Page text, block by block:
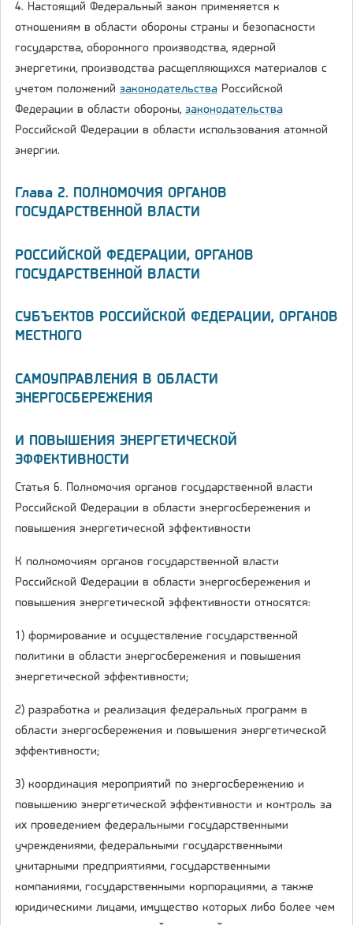
4. Настоящий Федеральный закон применяется к
отношениям в области обороны страны и безопасности
государства, оборонного производства, ядерной
энергетики, производства расщепляющихся материалов с
учетом положений законодательства Российской
Федерации в области обороны, законодательства
Российской Федерации в области использования атомной
энергии.
Глава 2. ПОЛНОМОЧИЯ ОРГАНОВ
ГОСУДАРСТВЕННОЙ ВЛАСТИ
РОССИЙСКОЙ ФЕДЕРАЦИИ, ОРГАНОВ
ГОСУДАРСТВЕННОЙ ВЛАСТИ
СУБЪЕКТОВ РОССИЙСКОЙ ФЕДЕРАЦИИ, ОРГАНОВ
МЕСТНОГО
САМОУПРАВЛЕНИЯ В ОБЛАСТИ
ЭНЕРГОСБЕРЕЖЕНИЯ
И ПОВЫШЕНИЯ ЭНЕРГЕТИЧЕСКОЙ
ЭФФЕКТИВНОСТИ
Статья 6. Полномочия органов государственной власти
Российской Федерации в области энергосбережения и
повышения энергетической эффективности
К полномочиям органов государственной власти
Российской Федерации в области энергосбережения и
повышения энергетической эффективности относятся:
1) формирование и осуществление государственной
политики в области энергосбережения и повышения
энергетической эффективности;
2) разработка и реализация федеральных программ в
области энергосбережения и повышения энергетической
эффективности;
3) координация мероприятий по энергосбережению и
повышению энергетической эффективности и контроль за
их проведением федеральными государственными
учреждениями, федеральными государственными
унитарными предприятиями, государственными
компаниями, государственными корпорациями, а также
юридическими лицами, имущество которых либо более чем